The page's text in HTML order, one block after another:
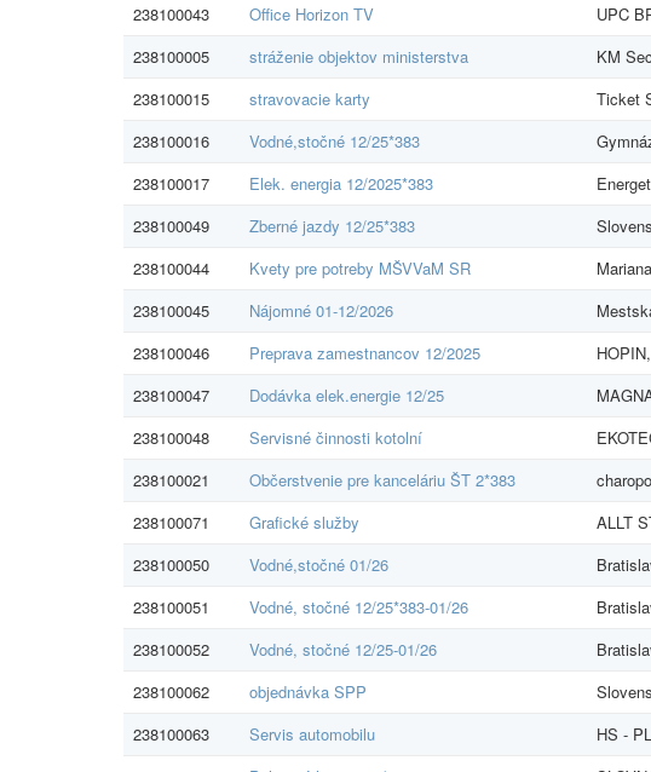
238100043
Office Horizon TV UPC
238100005
stráženie objektov ministerstva KM
238100015
stravovacie karty Ticket
238100016
Vodné,stočné 12/25*383
238100017
Elek. energia 12/2025*383
238100049
Zberné jazdy 12/25*383
238100044
Kvety pre potreby MŠVVaM SR
238100045
Nájomné 01-12/2026
238100046
Preprava zamestnancov 12/2025
238100047
Dodávka elek.energie 12/25
238100048
Servisné činnosti kotolní
238100021
Občerstvenie pre kanceláriu ŠT 2*383
238100071
Grafické služby ALLT
238100050
Vodné,stočné 01/26
238100051
Vodné, stočné 12/25*383-01/26
238100052
Vodné, stočné 12/25-01/26
238100062
objednávka SPP
238100063
Servis automobilu HS -